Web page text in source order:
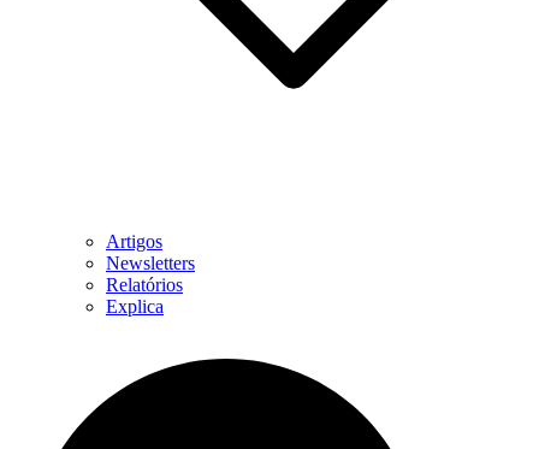
Artigos
Newsletters
Relatórios
Explica